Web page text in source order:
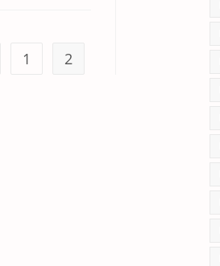
Seite
1 2